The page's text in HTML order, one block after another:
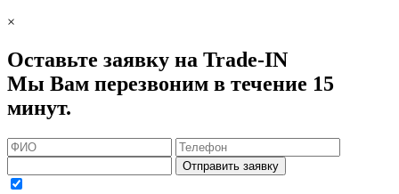
×
Оставьте заявку на Trade-IN
Мы Вам перезвоним в течение 15
минут.
Отправить заявку